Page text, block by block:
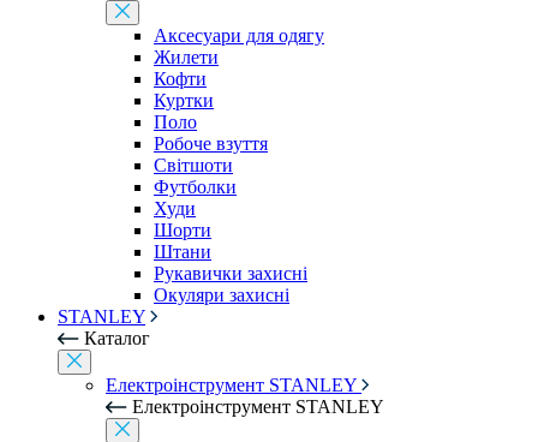
Аксесуари для одягу
Жилети
Кофти
Куртки
Поло
Робоче взуття
Світшоти
Футболки
Худи
Шорти
Штани
Рукавички захисні
Окуляри захисні
STANLEY
Каталог
Електроінструмент STANLEY
Електроінструмент STANLEY